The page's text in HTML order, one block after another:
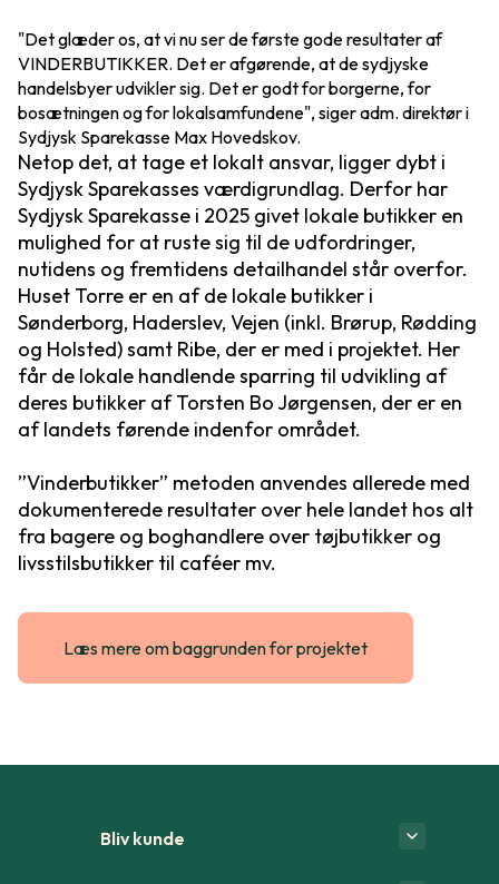
"Det glæder os, at vi nu ser de første gode resultater af
VINDERBUTIKKER. Det er afgørende, at de sydjyske
handelsbyer udvikler sig. Det er godt for borgerne, for
bosætningen og for lokalsamfundene", siger adm. direktør i
Sydjysk Sparekasse Max Hovedskov.
Netop det, at tage et lokalt ansvar, ligger dybt i
Sydjysk Sparekasses værdigrundlag. Derfor har
Sydjysk Sparekasse i 2025 givet lokale butikker en
mulighed for at ruste sig til de udfordringer,
nutidens og fremtidens detailhandel står overfor.
Huset Torre er en af de lokale butikker i
Sønderborg, Haderslev, Vejen (inkl. Brørup, Rødding
og Holsted) samt Ribe, der er med i projektet. Her
får de lokale handlende sparring til udvikling af
deres butikker af Torsten Bo Jørgensen, der er en
af landets førende indenfor området.
”Vinderbutikker” metoden anvendes allerede med
dokumenterede resultater over hele landet hos alt
fra bagere og boghandlere over tøjbutikker og
livsstilsbutikker til caféer mv.
Læs mere om baggrunden for projektet
Bliv kunde